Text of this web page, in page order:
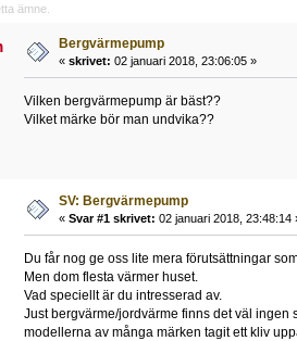
ämne.
Bergvärmepump
« skrivet: 02 januari 2018, 23:06:05 »
Vilken bergvärmepump är bäst??
Vilket märke bör man undvika??
SV: Bergvärmepump
« Svar #1 skrivet: 02 januari 2018, 23:48:14
Du får nog ge oss lite mera förutsättningar
Men dom flesta värmer huset.
Vad speciellt är du intresserad av.
Just bergvärme/jordvärme finns det väl
modellerna av många märken tagit ett kliv